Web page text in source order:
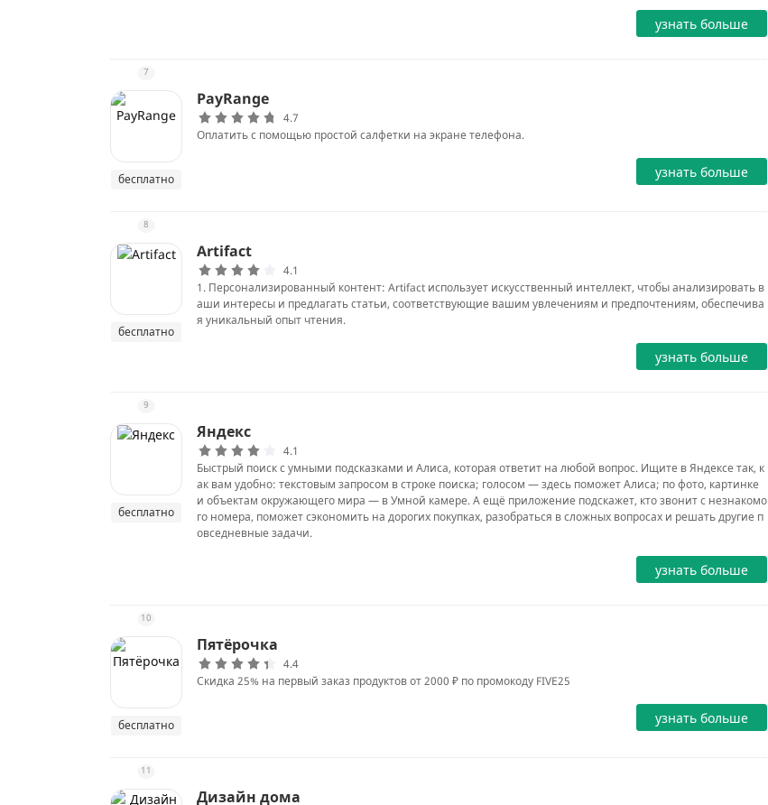
узнать больше
7
бесплатно
PayRange
4.7
Оплатить с помощью простой салфетки на экране телефона.
узнать больше
8
бесплатно
Artifact
4.1
1. Персонализированный контент: Artifact использует искусственный интеллект, чтобы анализировать в
аши интересы и предлагать статьи, соответствующие вашим увлечениям и предпочтениям, обеспечива
я уникальный опыт чтения.
узнать больше
9
бесплатно
Яндекс
4.1
Быстрый поиск с умными подсказками и Алиса, которая ответит на любой вопрос. Ищите в Яндексе так, к
ак вам удобно: текстовым запросом в строке поиска; голосом — здесь поможет Алиса; по фото, картинке
и объектам окружающего мира — в Умной камере. А ещё приложение подскажет, кто звонит с незнакомо
го номера, поможет сэкономить на дорогих покупках, разобраться в сложных вопросах и решать другие п
овседневные задачи.
узнать больше
10
бесплатно
Пятёрочка
4.4
Скидка 25% на первый заказ продуктов от 2000 ₽ по промокоду FIVE25
узнать больше
11
Дизайн дома